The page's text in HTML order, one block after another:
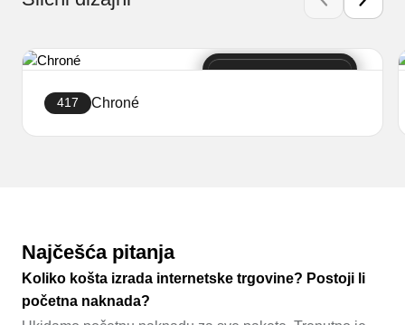
417 Chroné
Najčešća pitanja
Koliko košta izrada internetske trgovine? Postoji li
početna naknada?